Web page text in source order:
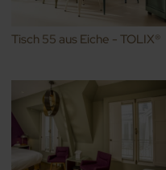
Tisch 55 aus Eiche - TOLIX®